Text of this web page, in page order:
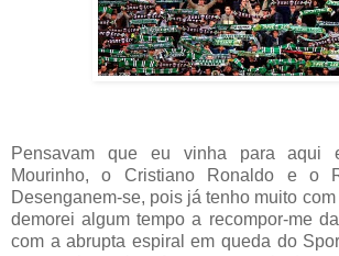
Pensavam que eu vinha para aqui
Mourinho, o Cristiano Ronaldo e o
Desenganem-se, pois já tenho muito
demorei algum tempo a recompor-me
com a abrupta espiral em queda do